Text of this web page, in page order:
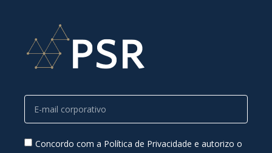
Concordo com a Política de Privacidade e autorizo o